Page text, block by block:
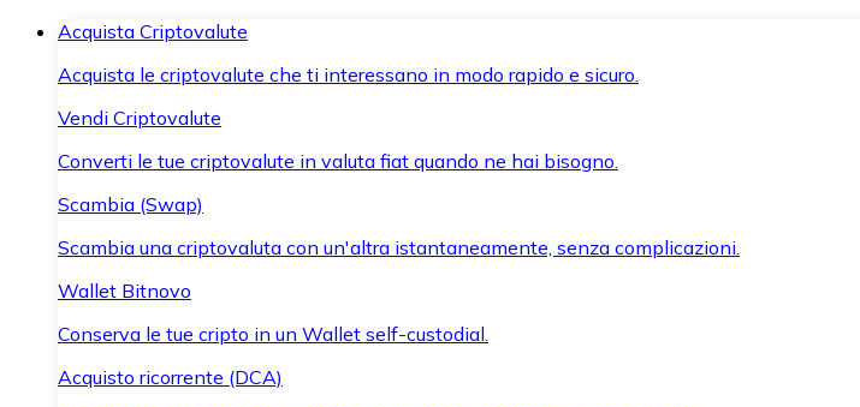
Acquista Criptovalute
Acquista le criptovalute che ti interessano in modo rapido e sicuro.
Vendi Criptovalute
Converti le tue criptovalute in valuta fiat quando ne hai bisogno.
Scambia (Swap)
Scambia una criptovaluta con un'altra istantaneamente, senza complicazioni.
Wallet Bitnovo
Conserva le tue cripto in un Wallet self-custodial.
Acquisto ricorrente (DCA)